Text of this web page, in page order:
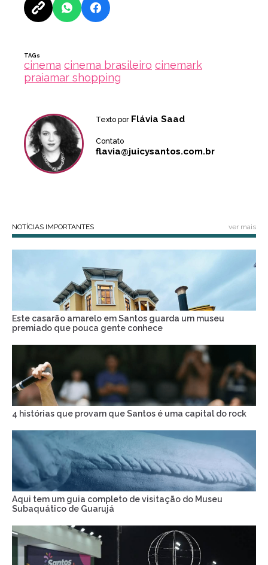
TAGs
cinema cinema brasileiro cinemark
praiamar shopping
Texto por Flávia Saad
Contato
flavia@juicysantos.com.br
NOTÍCIAS IMPORTANTES ver mais
Este casarão amarelo em Santos guarda um museu
premiado que pouca gente conhece
4 histórias que provam que Santos é uma capital do rock
Aqui tem um guia completo de visitação do Museu
Subaquático de Guarujá